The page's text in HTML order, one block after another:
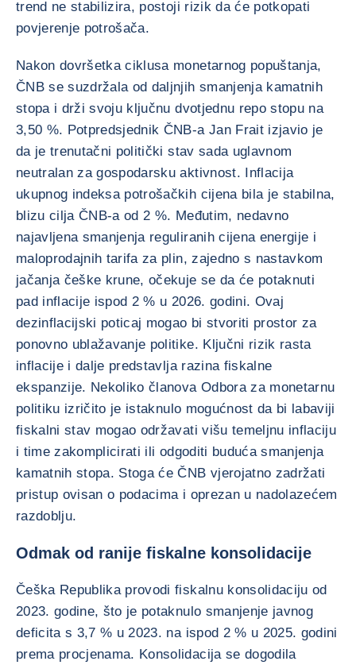
trend ne stabilizira, postoji rizik da će potkopati
povjerenje potrošača.
Nakon dovršetka ciklusa monetarnog popuštanja,
ČNB se suzdržala od daljnjih smanjenja kamatnih
stopa i drži svoju ključnu dvotjednu repo stopu na
3,50 %. Potpredsjednik ČNB-a Jan Frait izjavio je
da je trenutačni politički stav sada uglavnom
neutralan za gospodarsku aktivnost. Inflacija
ukupnog indeksa potrošačkih cijena bila je stabilna,
blizu cilja ČNB-a od 2 %. Međutim, nedavno
najavljena smanjenja reguliranih cijena energije i
maloprodajnih tarifa za plin, zajedno s nastavkom
jačanja češke krune, očekuje se da će potaknuti
pad inflacije ispod 2 % u 2026. godini. Ovaj
dezinflacijski poticaj mogao bi stvoriti prostor za
ponovno ublažavanje politike. Ključni rizik rasta
inflacije i dalje predstavlja razina fiskalne
ekspanzije. Nekoliko članova Odbora za monetarnu
politiku izričito je istaknulo mogućnost da bi labaviji
fiskalni stav mogao održavati višu temeljnu inflaciju
i time zakomplicirati ili odgoditi buduća smanjenja
kamatnih stopa. Stoga će ČNB vjerojatno zadržati
pristup ovisan o podacima i oprezan u nadolazećem
razdoblju.
Odmak od ranije fiskalne konsolidacije
Češka Republika provodi fiskalnu konsolidaciju od
2023. godine, što je potaknulo smanjenje javnog
deficita s 3,7 % u 2023. na ispod 2 % u 2025. godini
prema procjenama. Konsolidacija se dogodila